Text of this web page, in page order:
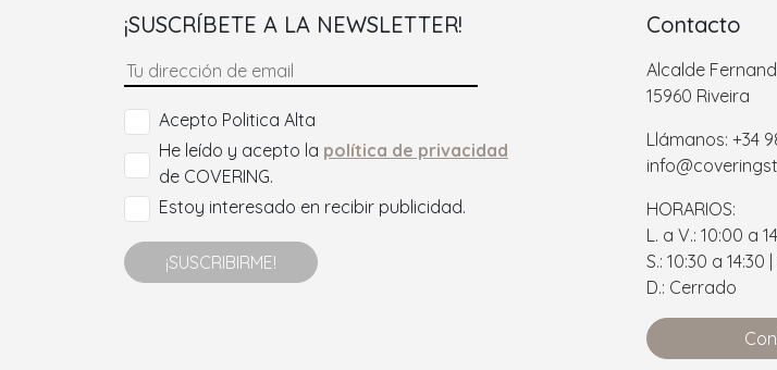
¡SUSCRÍBETE A LA NEWSLETTER!
Acepto Politica Alta
He leído y acepto la política de privacidad
de COVERING.
Estoy interesado en recibir publicidad.
¡SUSCRIBIRME!
Contacto
Alcalde
15960 Riveira
Llámanos: +34
HORARIOS:
L. a V.: 10:00 a
S.: 10:30 a 14:30
D.: Cerrado